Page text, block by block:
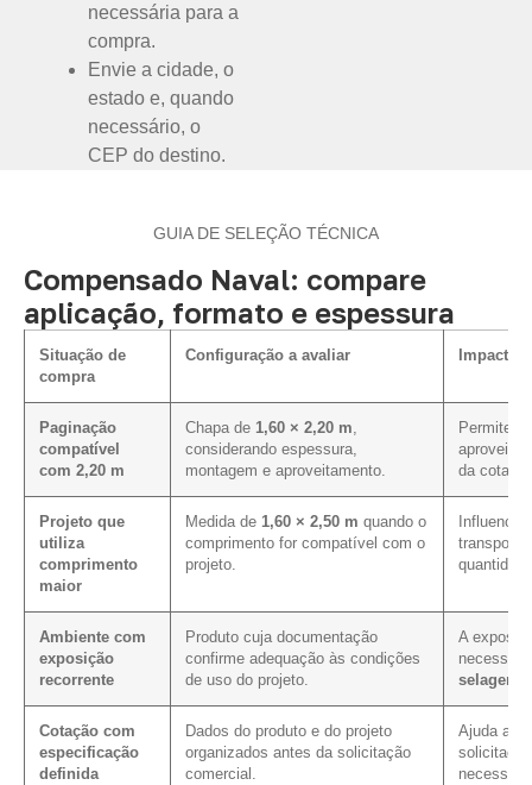
necessária para a
compra.
Envie a cidade, o
estado e, quando
necessário, o
CEP do destino.
GUIA DE SELEÇÃO TÉCNICA
Compensado Naval: compare
aplicação, formato e espessura
Situação de
compra
Configuração a avaliar Impacto
Paginação
compatível
com 2,20 m
Chapa de 1,60 × 2,20 m
considerando espessura,
montagem e aproveitamento.
Permite
da
Projeto que
utiliza
comprimento
maior
Medida de 1,60 × 2,50 m quando o
comprimento for compatível com o
projeto.
Ambiente com
exposição
recorrente
Produto cuja documentação
confirme adequação às condições
de uso do projeto.
A
selagem
Cotação com
especificação
definida
Dados do produto e do projeto
organizados antes da solicitação
comercial.
Ajuda a